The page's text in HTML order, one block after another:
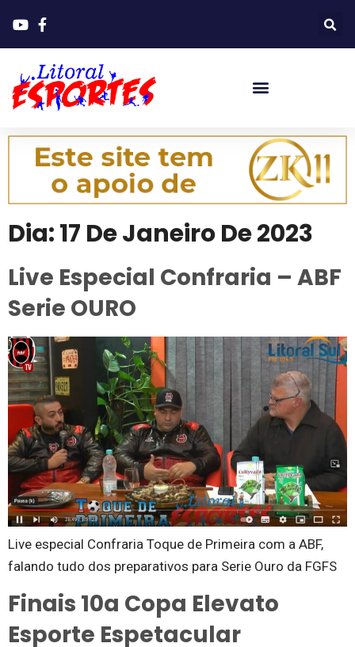
Dia:17 De Janeiro De 2023
Live Especial Confraria – ABF
Serie OURO
Live especial Confraria Toque de Primeira com a ABF,
falando tudo dos preparativos para Serie Ouro da FGFS
Finais 10a Copa Elevato
Esporte Espetacular